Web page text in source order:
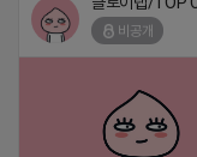
2026-04-18 17:13
비공개